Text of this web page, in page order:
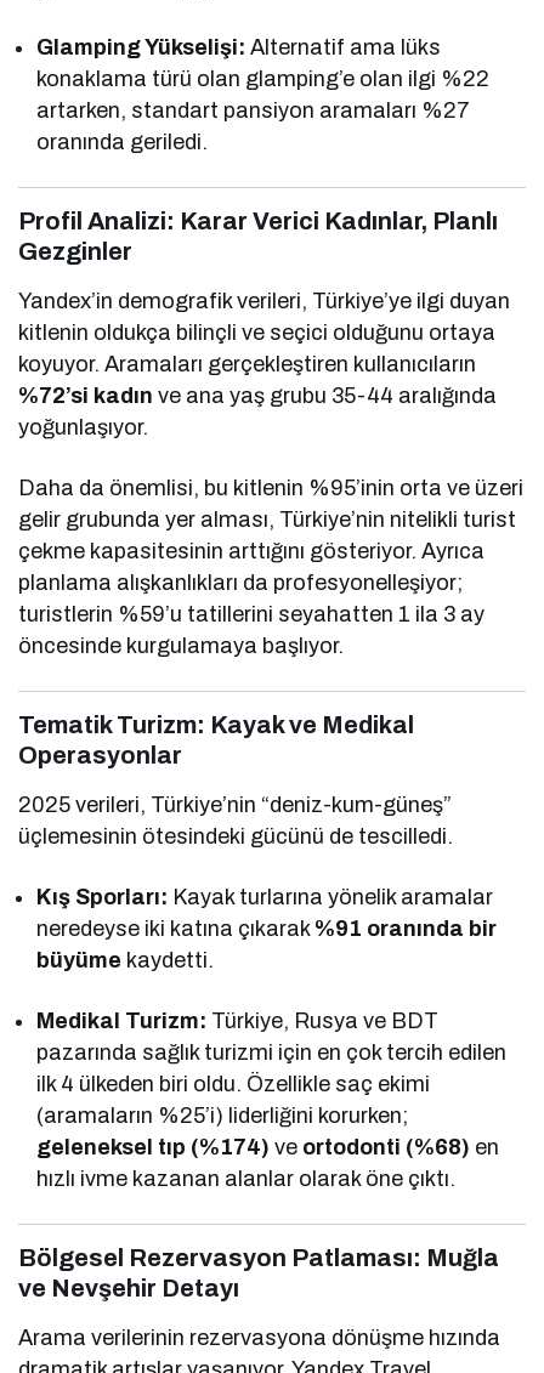
Glamping Yükselişi: Alternatif ama lüks
konaklama türü olan glamping’e olan ilgi %22
artarken, standart pansiyon aramaları %27
oranında geriledi.
Profil Analizi: Karar Verici Kadınlar, Planlı
Gezginler
Yandex’in demografik verileri, Türkiye’ye ilgi duyan
kitlenin oldukça bilinçli ve seçici olduğunu ortaya
koyuyor. Aramaları gerçekleştiren kullanıcıların
%72’si kadın ve ana yaş grubu 35-44 aralığında
yoğunlaşıyor.
Daha da önemlisi, bu kitlenin %95’inin orta ve üzeri
gelir grubunda yer alması, Türkiye’nin nitelikli turist
çekme kapasitesinin arttığını gösteriyor. Ayrıca
planlama alışkanlıkları da profesyonelleşiyor;
turistlerin %59’u tatillerini seyahatten 1 ila 3 ay
öncesinde kurgulamaya başlıyor.
Tematik Turizm: Kayak ve Medikal
Operasyonlar
2025 verileri, Türkiye’nin “deniz-kum-güneş”
üçlemesinin ötesindeki gücünü de tescilledi.
Kış Sporları: Kayak turlarına yönelik aramalar
neredeyse iki katına çıkarak %91 oranında bir
büyüme kaydetti.
Medikal Turizm: Türkiye, Rusya ve BDT
pazarında sağlık turizmi için en çok tercih edilen
ilk 4 ülkeden biri oldu. Özellikle saç ekimi
(aramaların %25’i) liderliğini korurken;
geleneksel tıp (%174) ve ortodonti (%68) en
hızlı ivme kazanan alanlar olarak öne çıktı.
Bölgesel Rezervasyon Patlaması: Muğla
ve Nevşehir Detayı
Arama verilerinin rezervasyona dönüşme hızında